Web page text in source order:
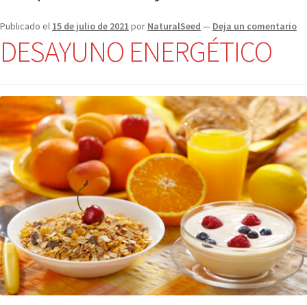
Publicado el 15 de julio de 2021 por NaturalSeed — Deja un comentario
DESAYUNO ENERGÉTICO